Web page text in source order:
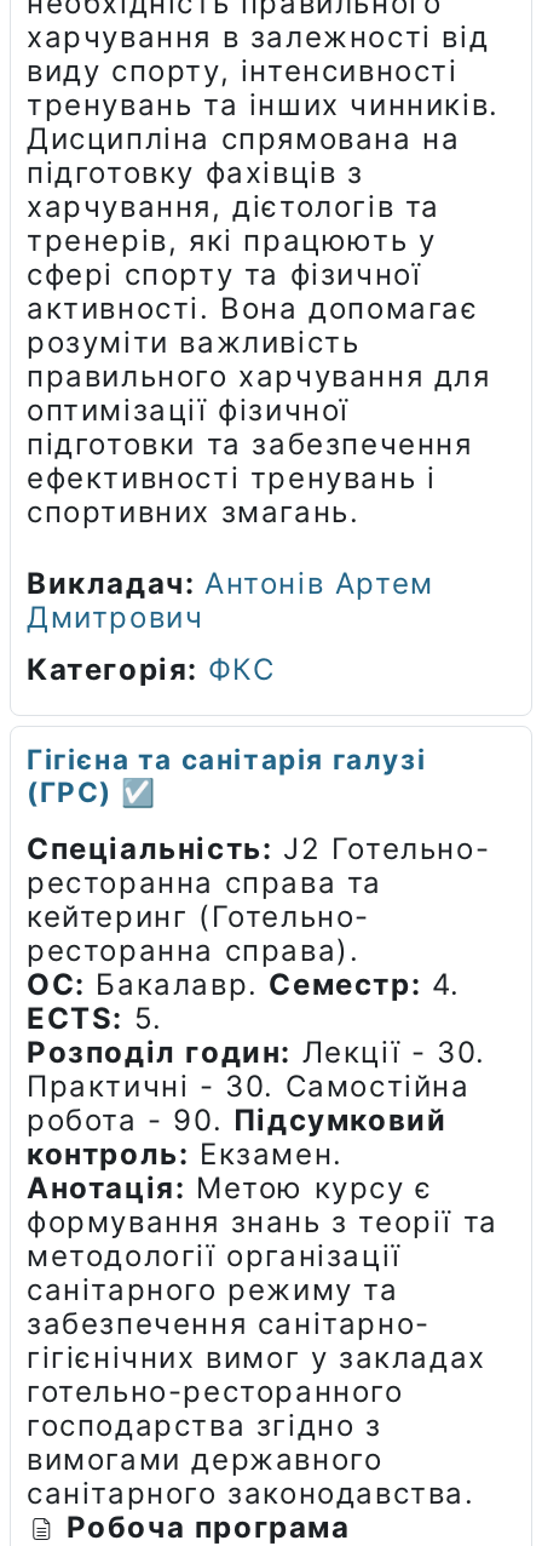
харчування в залежності від
виду спорту, інтенсивності
тренувань та інших чинників.
Дисципліна спрямована на
підготовку фахівців з
харчування, дієтологів та
тренерів, які працюють у
сфері спорту та фізичної
активності. Вона допомагає
розуміти важливість
правильного харчування для
оптимізації фізичної
підготовки та забезпечення
ефективності тренувань і
спортивних змагань.
Викладач: Антонів Артем
Дмитрович
Категорія: ФКС
Гігієна та санітарія галузі
(ГРС) ☑️
Спеціальність: J2 Готельно-
ресторанна справа та
кейтеринг (Готельно-
ресторанна справа).
ОС: Бакалавр. Семестр: 4.
ECTS: 5.
Розподіл годин: Лекції - 30.
Практичні - 30. Самостійна
робота - 90. Підсумковий
контроль: Екзамен.
Анотація: Метою курсу є
формування знань з теорії та
методології організації
санітарного режиму та
забезпечення санітарно-
гігієнічних вимог у закладах
готельно-ресторанного
господарства згідно з
вимогами державного
санітарного законодавства.
Робоча програма